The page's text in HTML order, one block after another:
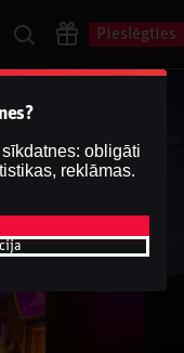
Pieslēgties
obligāti
reklāmas.